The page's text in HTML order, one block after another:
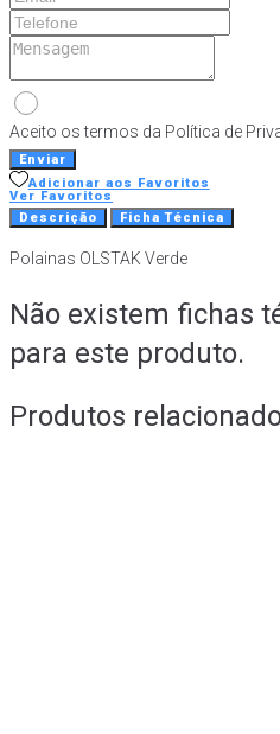
Aceito os termos da Política de
Enviar
Adicionar aos Favoritos
Ver Favoritos
Descrição
Ficha Técnica
Polainas OLSTAK Verde
Não existem fichas
para este produto.
Produtos